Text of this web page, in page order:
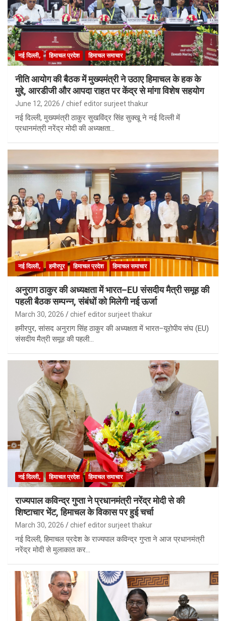
नई दिल्ली, हिमाचल प्रदेश हिमाचल समाचार
नीति आयोग की बैठक में मुख्यमंत्री ने उठाए हिमाचल के हक के
मुद्दे, आरडीजी और आपदा राहत पर केंद्र से मांगा विशेष सहयोग
June 12, 2026 chief editor surjeet thakur
नई दिल्ली, मुख्यमंत्री ठाकुर सुखविंद्र सिंह सुक्खू ने नई दिल्ली में
प्रधानमंत्री नरेंद्र मोदी की अध्यक्षता…
नई दिल्ली, हमीरपुर हिमाचल प्रदेश हिमाचल समाचार
अनुराग ठाकुर की अध्यक्षता में भारत–EU संसदीय मैत्री समूह की
पहली बैठक सम्पन्न, संबंधों को मिलेगी नई ऊर्जा
March 30, 2026 chief editor surjeet thakur
हमीरपुर, सांसद अनुराग सिंह ठाकुर की अध्यक्षता में भारत–यूरोपीय संघ (EU)
संसदीय मैत्री समूह की पहली…
नई दिल्ली, हिमाचल प्रदेश हिमाचल समाचार
राज्यपाल कविन्द्र गुप्ता ने प्रधानमंत्री नरेंद्र मोदी से की
शिष्टाचार भेंट, हिमाचल के विकास पर हुई चर्चा
March 30, 2026 chief editor surjeet thakur
नई दिल्ली, हिमाचल प्रदेश के राज्यपाल कविन्द्र गुप्ता ने आज प्रधानमंत्री
नरेंद्र मोदी से मुलाकात कर…